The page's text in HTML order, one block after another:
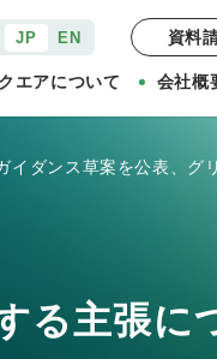
JP EN
エアについて 会社概
資料
ダンス草案を公表、グ
る主張に